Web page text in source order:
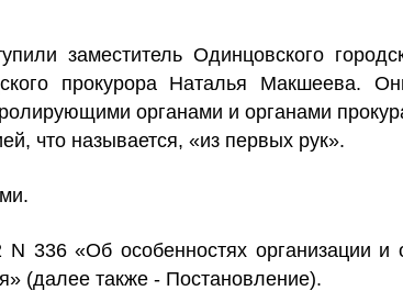
заместитель Одинцовского
прокурора Наталья Макшеева.
органами и органами
что называется, «из первых рук».
336 «Об особенностях организации и
(далее также - Постановление).